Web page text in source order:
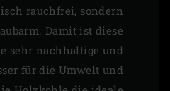
rauchfrei, sondern
Damit ist diese
sehr nachhaltige und
für die Umwelt und